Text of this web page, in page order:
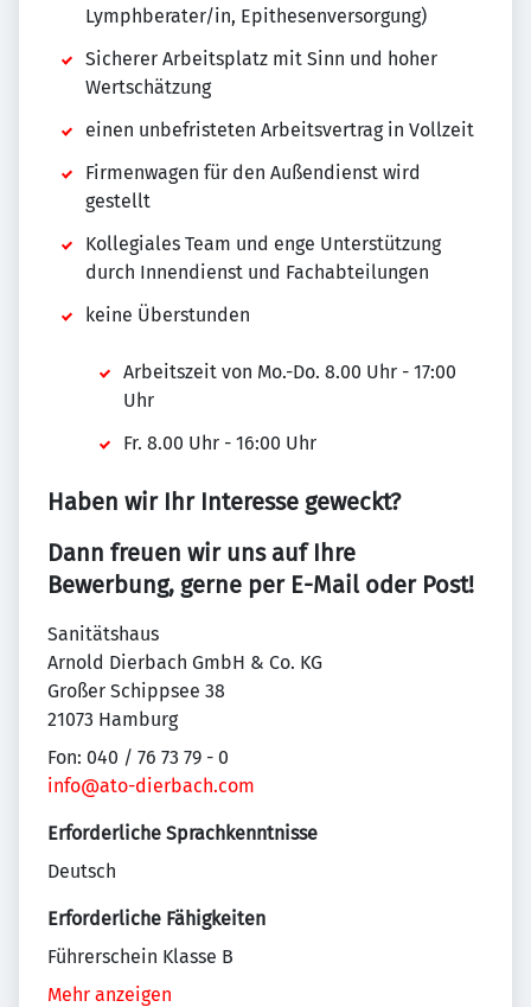
Lymphberater/in, Epithesenversorgung)
Sicherer Arbeitsplatz mit Sinn und hoher
Wertschätzung
einen unbefristeten Arbeitsvertrag in Vollzeit
Firmenwagen für den Außendienst wird
gestellt
Kollegiales Team und enge Unterstützung
durch Innendienst und Fachabteilungen
keine Überstunden
Arbeitszeit von Mo.-Do. 8.00 Uhr - 17:00
Uhr
Fr. 8.00 Uhr - 16:00 Uhr
Haben wir Ihr Interesse geweckt?
Dann freuen wir uns auf Ihre
Bewerbung, gerne per E-Mail oder Post!
Sanitätshaus
Arnold Dierbach GmbH & Co. KG
Großer Schippsee 38
21073 Hamburg
Fon: 040 / 76 73 79 - 0
info@ato-dierbach.com
Erforderliche Sprachkenntnisse
Deutsch
Erforderliche Fähigkeiten
Führerschein Klasse B
Mehr anzeigen